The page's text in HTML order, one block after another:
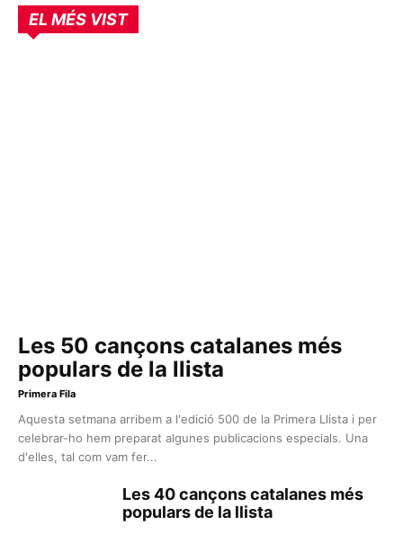
EL MÉS VIST
Les 50 cançons catalanes més
populars de la llista
Primera Fila
Aquesta setmana arribem a l'edició 500 de la Primera Llista i per
celebrar-ho hem preparat algunes publicacions especials. Una
d'elles, tal com vam fer...
Les 40 cançons catalanes més
populars de la llista